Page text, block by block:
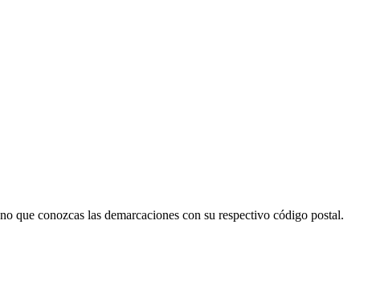
que conozcas las demarcaciones con su respectivo código postal.